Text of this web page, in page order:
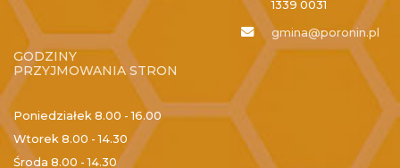
1339 0031
gmina@poronin.pl
GODZINY
PRZYJMOWANIA STRON
Poniedziałek 8.00 - 16.00
Wtorek 8.00 - 14.30
Środa 8.00 - 14.30